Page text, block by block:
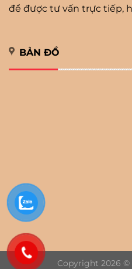
để được tư vấn trực tiếp,
BẢN ĐỒ
Copyright 2026 ©